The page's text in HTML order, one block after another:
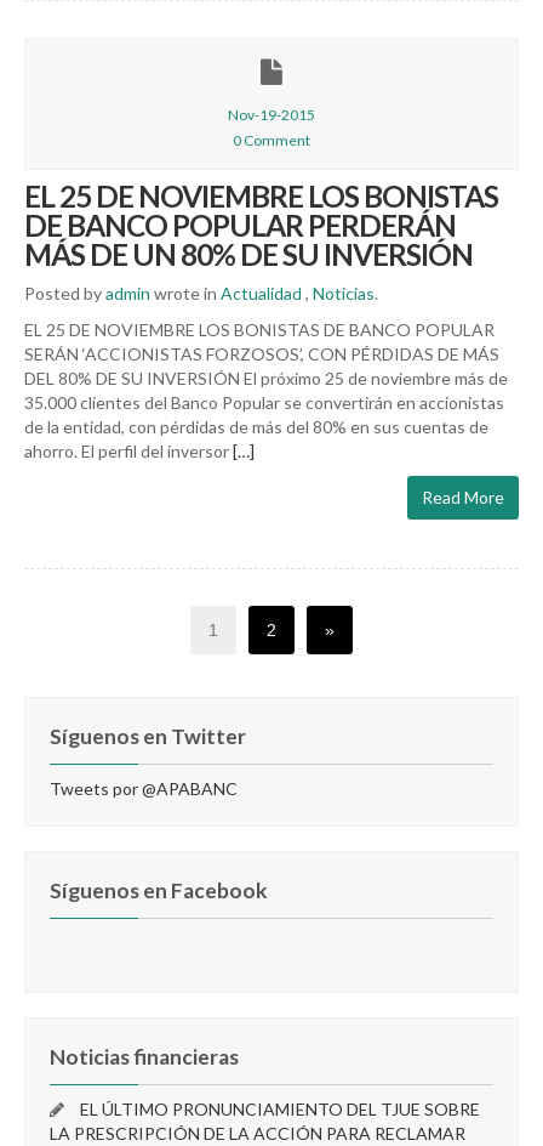
Nov-19-2015
0 Comment
EL 25 DE NOVIEMBRE LOS BONISTAS
DE BANCO POPULAR PERDERÁN
MÁS DE UN 80% DE SU INVERSIÓN
Posted byadmin wrote in Actualidad , Noticias.
EL 25 DE NOVIEMBRE LOS BONISTAS DE BANCO POPULAR
SERÁN ‘ACCIONISTAS FORZOSOS’, CON PÉRDIDAS DE MÁS
DEL 80% DE SU INVERSIÓN El próximo 25 de noviembre más de
35.000 clientes del Banco Popular se convertirán en accionistas
de la entidad, con pérdidas de más del 80% en sus cuentas de
ahorro. El perfil del inversor[…]
Read More
1 2 »
Síguenos en Twitter
Tweets por @APABANC
Síguenos en Facebook
Noticias financieras
EL ÚLTIMO PRONUNCIAMIENTO DEL TJUE SOBRE
LA PRESCRIPCIÓN DE LA ACCIÓN PARA RECLAMAR